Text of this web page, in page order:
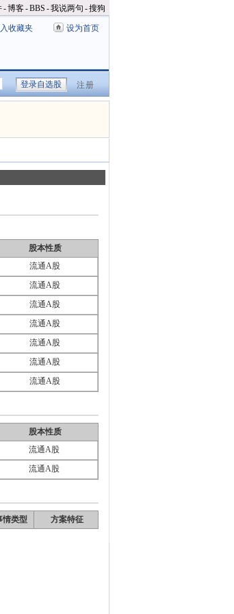
-博客-BBS -我说两句 -搜狗
收藏夹 设为首页
注册
股本性质
流通A股
流通A股
流通A股
流通A股
流通A股
流通A股
流通A股
股本性质
流通A股
流通A股
情类型 方案特征